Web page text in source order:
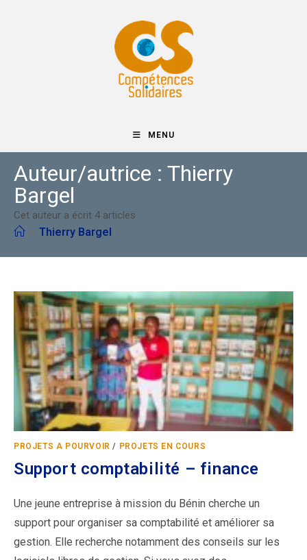
MENU
Auteur/autrice : Thierry
Bargel
Cet auteur a écrit 4 articles
Thierry Bargel
PROJETS A POURVOIR / PROJETS EN COURS
Support comptabilité – finance
Une jeune entreprise à mission du Bénin cherche un
support pour organiser sa comptabilité et améliorer sa
gestion. Elle recherche notamment des conseils sur les